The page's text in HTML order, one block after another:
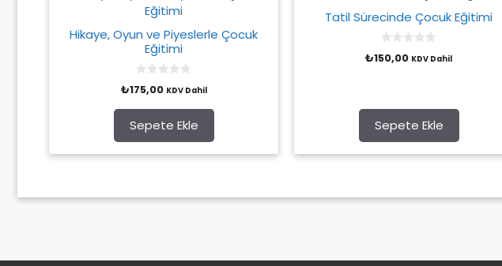
Hikaye, Oyun ve Piyeslerle Çocuk
Eğitimi
0
o
t
o
f
5
₺175,00 KDV Dahil
Sepete Ekle
Tatil Sürecinde Çocuk Eğitimi
0
o
5
₺150,00 KDV Dahil
Sepete Ekle